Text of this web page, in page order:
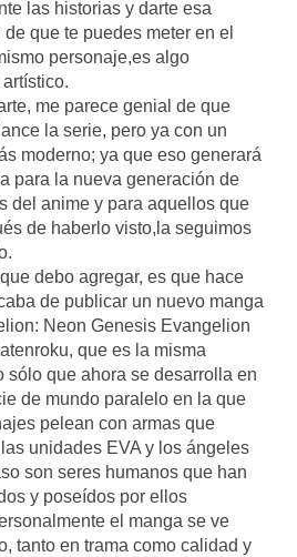
las historias y darte esa
que te puedes meter en el
personaje,es algo
me parece genial de que
la serie, pero ya con un
moderno; ya que eso generará
para la nueva generación de
del anime y para aquellos que
de haberlo visto,la seguimos
debo agregar, es que hace
de publicar un nuevo manga
Neon Genesis Evangelion
que es la misma
sólo que ahora se desarrolla en
de mundo paralelo en la que
pelean con armas que
unidades EVA y los ángeles
son seres humanos que han
y poseídos por ellos
el manga se ve
tanto en trama como calidad y